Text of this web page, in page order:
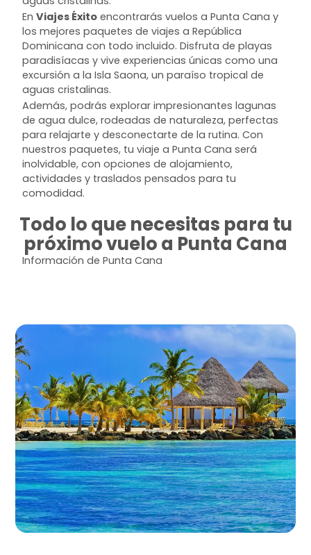
EnViajes Éxito encontrarás vuelos a Punta Cana y
los mejores paquetes de viajes a República
Dominicana con todo incluido. Disfruta de playas
paradisíacas y vive experiencias únicas como una
excursión a la Isla Saona, un paraíso tropical de
aguas cristalinas.
Además, podrás explorar impresionantes lagunas
de agua dulce, rodeadas de naturaleza, perfectas
para relajarte y desconectarte de la rutina. Con
nuestros paquetes, tu viaje a Punta Cana será
inolvidable, con opciones de alojamiento,
actividades y traslados pensados para tu
comodidad.
Todo lo que necesitas para tu
próximo vuelo a Punta Cana
Información de Punta Cana